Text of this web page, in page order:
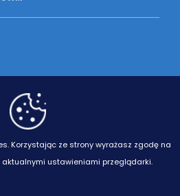
Korzystając ze strony wyrażasz zgodę na
aktualnymi ustawieniami przeglądarki.